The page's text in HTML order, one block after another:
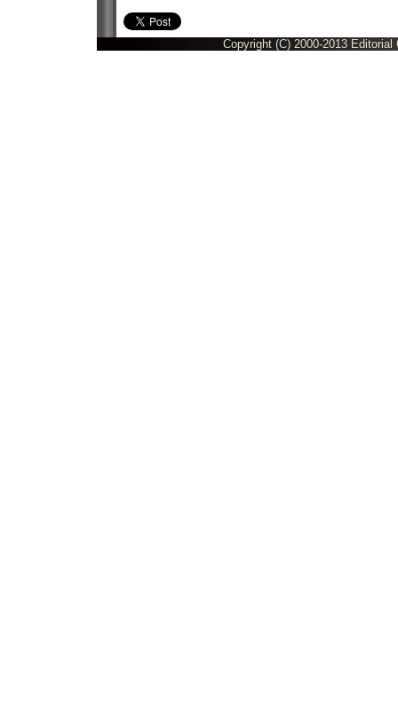
Copyright (C) 2000-2013